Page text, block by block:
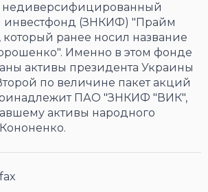
инвестфонд (ЗНКИФ) "Прайм
который ранее носил название
Именно в этом фонде
активы президента Украины
по величине пакет акций
ПАО "ЗНКИФ "ВИК",
активы народного